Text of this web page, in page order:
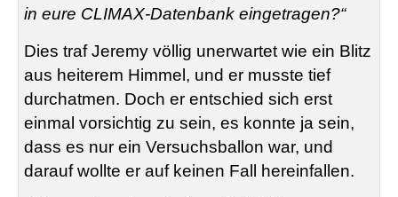
in eure CLIMAX-Datenbank eingetragen?“
Dies traf Jeremy völlig unerwartet wie ein Blitz
aus heiterem Himmel, und er musste tief
durchatmen. Doch er entschied sich erst
einmal vorsichtig zu sein, es konnte ja sein,
dass es nur ein Versuchsballon war, und
darauf wollte er auf keinen Fall hereinfallen.